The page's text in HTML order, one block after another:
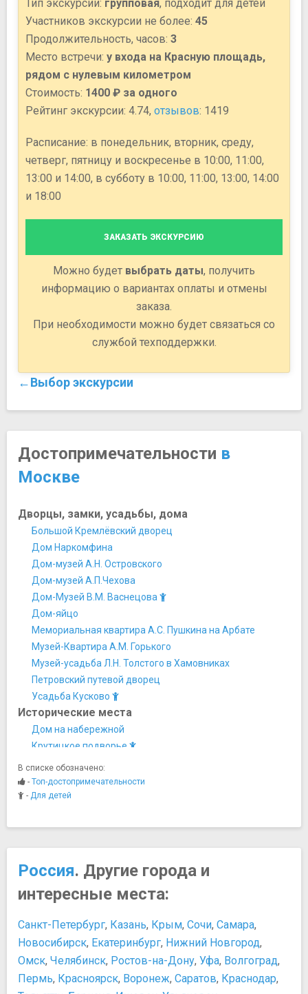
Тип экскурсии: групповая, подходит для детей
Участников экскурсии не более: 45
Продолжительность, часов: 3
Место встречи: у входа на Красную площадь,
рядом с нулевым километром
Стоимость: 1400 ₽ за одного
Рейтинг экскурсии: 4.74, отзывов: 1419
Расписание: в понедельник, вторник, среду,
четверг, пятницу и воскресенье в 10:00, 11:00,
13:00 и 14:00, в субботу в 10:00, 11:00, 13:00, 14:00
и 18:00
ЗАКАЗАТЬ ЭКСКУРСИЮ
Можно будет выбрать даты, получить
информацию о вариантах оплаты и отмены
заказа.
При необходимости можно будет связаться со
службой техподдержки.
←Выбор экскурсии
Достопримечательности в
Москве
Дворцы, замки, усадьбы, дома
Большой Кремлёвский дворец
Дом Наркомфина
Дом-музей А.Н. Островского
Дом-музей А.П.Чехова
Дом-Музей В.М. Васнецова
Дом-яйцо
Мемориальная квартира А.С. Пушкина на Арбате
Музей-Квартира А.М. Горького
Музей-усадьба Л.Н. Толстого в Хамовниках
Петровский путевой дворец
Усадьба Кусково
Исторические места
Дом на набережной
Крутицкое подворье
Мавзолей Ленина
Марфо-Мариинская обитель
Московский государственный университет имени
Палаты бояр Романовых
Большой Москворецкий мост
Лужков мост
Алмазный фонд
Галерея искусства стран Европы и Америки XIX-XX
веков
Галерея на Солянке (Solyanka VPA)
В списке обозначено:
- Топ-достопримечательности
- Для детей
Россия. Другие города и
интересные места:
Санкт-Петербург, Казань, Крым, Сочи, Самара,
Новосибирск, Екатеринбург, Нижний Новгород,
Омск, Челябинск, Ростов-на-Дону, Уфа, Волгоград,
Пермь, Красноярск, Воронеж, Саратов, Краснодар,